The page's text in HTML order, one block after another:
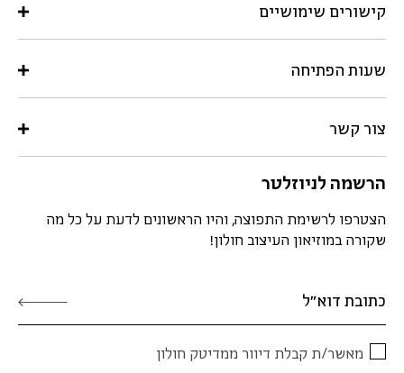
קישורים שימושיים
שעות הפתיחה
צור קשר
הרשמה לניוזלטר
הצטרפו לרשימת התפוצה, והיו הראשונים לדעת על כל מה
שקורה במוזיאון העיצוב חולון!
מאשר/ת קבלת דיוור ממדיטק חולון